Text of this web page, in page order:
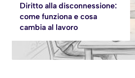
Diritto alla disconnessione:
come funziona e cosa
cambia al lavoro